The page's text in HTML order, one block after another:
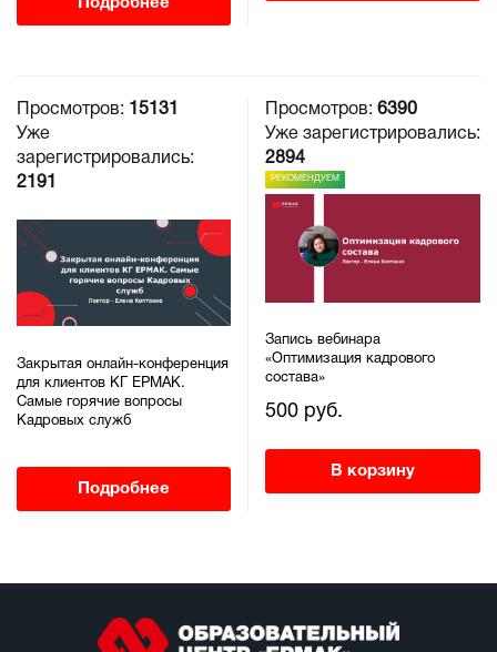
Подробнее
Просмотров:
15131
Уже
зарегистрировались:
2191
Закрытая онлайн-конференция
для клиентов КГ ЕРМАК.
Самые горячие вопросы
Кадровых служб
Подробнее
Просмотров: 6390
Уже зарегистрировались:
2894
РЕКОМЕНДУЕМ
Запись вебинара
«Оптимизация кадрового
состава»
500 руб.
В корзину